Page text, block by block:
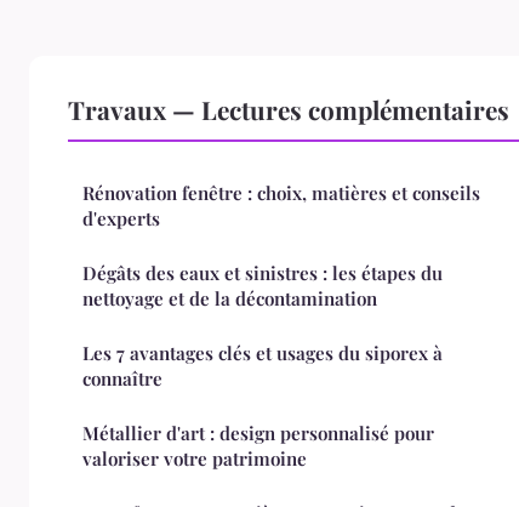
Travaux — Lectures complémentaires
Rénovation fenêtre : choix, matières et conseils
d'experts
Dégâts des eaux et sinistres : les étapes du
nettoyage et de la décontamination
Les 7 avantages clés et usages du siporex à
connaître
Métallier d'art : design personnalisé pour
valoriser votre patrimoine